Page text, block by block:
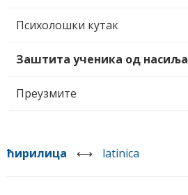
Психолошки кутак
Заштита ученика од насиља
Преузмите
ћирилица ⟷ latinica